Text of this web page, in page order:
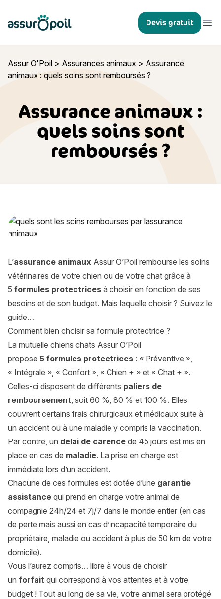
Assur O'Poil Devis gratuit
Assur O'Poil > Assurances animaux > Assurance
animaux : quels soins sont remboursés ?
Assurance animaux :
quels soins sont
remboursés ?
Assurance animaux : quels soins sont remboursés ?
L’assurance animaux Assur O’Poil rembourse les soins
vétérinaires de votre chien ou de votre chat grâce à
5 formules protectrices à choisir en fonction de ses
besoins et de son budget. Mais laquelle choisir ? Suivez le
guide…
Comment bien choisir sa formule protectrice ?
La mutuelle chiens chats Assur O’Poil
propose 5 formules protectrices : « Préventive »,
« Intégrale », « Confort », « Chien + » et « Chat + ».
Celles-ci disposent de différents paliers de
remboursement, soit 60 %, 80 % et 100 %. Elles
couvrent certains frais chirurgicaux et médicaux suite à
un accident ou à une maladie y compris la vaccination.
Par contre, un délai de carence de 45 jours est mis en
place en cas de maladie. La prise en charge est
immédiate lors d’un accident.
Chacune de ces formules est dotée d’une garantie
assistance qui prend en charge votre animal de
compagnie 24h/24 et 7j/7 dans le monde entier (en cas
de perte mais aussi en cas d’incapacité temporaire du
propriétaire, maladie ou accident à plus de 50 km de votre
domicile).
Vous l’aurez compris… libre à vous de choisir
un forfait qui correspond à vos attentes et à votre
budget ! Tout au long de sa vie, votre animal sera protégé